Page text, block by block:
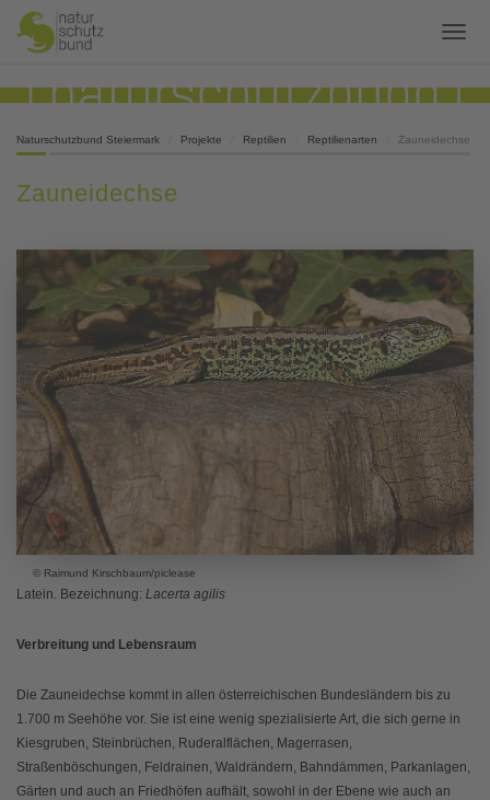
Naturschutzbund Steiermark Projekte Reptilien Reptilienarten Zauneidechse
Zauneidechse
© Raimund Kirschbaum/piclease
Latein. Bezeichnung: Lacerta agilis
Verbreitung und Lebensraum
Die Zauneidechse kommt in allen österreichischen Bundesländern bis zu
1.700 m Seehöhe vor. Sie ist eine wenig spezialisierte Art, die sich gerne in
Kiesgruben, Steinbrüchen, Ruderalflächen, Magerrasen,
Straßenböschungen, Feldrainen, Waldrändern, Bahndämmen, Parkanlagen,
Gärten und auch an Friedhöfen aufhält, sowohl in der Ebene wie auch an